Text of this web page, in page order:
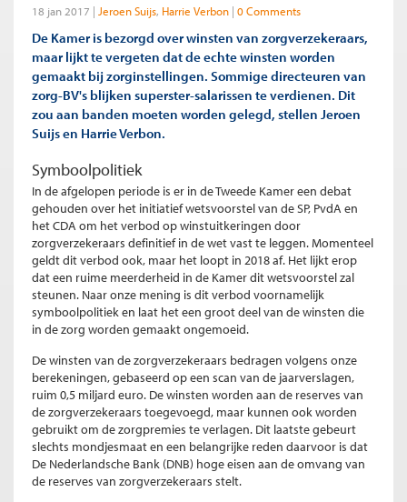
18 jan 2017 Jeroen Suijs Harrie Verbon 0 Comments
De Kamer is bezorgd over winsten van zorgverzekeraars,
maar lijkt te vergeten dat de echte winsten worden
gemaakt bij zorginstellingen. Sommige directeuren van
zorg-BV's blijken superster-salarissen te verdienen. Dit
zou aan banden moeten worden gelegd, stellen Jeroen
Suijs en Harrie Verbon.
Symboolpolitiek
In de afgelopen periode is er in de Tweede Kamer een debat
gehouden over het initiatief wetsvoorstel van de SP, PvdA en
het CDA om het verbod op winstuitkeringen door
zorgverzekeraars definitief in de wet vast te leggen. Momenteel
geldt dit verbod ook, maar het loopt in 2018 af. Het lijkt erop
dat een ruime meerderheid in de Kamer dit wetsvoorstel zal
steunen. Naar onze mening is dit verbod voornamelijk
symboolpolitiek en laat het een groot deel van de winsten die
in de zorg worden gemaakt ongemoeid.
De winsten van de zorgverzekeraars bedragen volgens onze
berekeningen, gebaseerd op een scan van de jaarverslagen,
ruim 0,5 miljard euro. De winsten worden aan de reserves van
de zorgverzekeraars toegevoegd, maar kunnen ook worden
gebruikt om de zorgpremies te verlagen. Dit laatste gebeurt
slechts mondjesmaat en een belangrijke reden daarvoor is dat
De Nederlandsche Bank (DNB) hoge eisen aan de omvang van
de reserves van zorgverzekeraars stelt.